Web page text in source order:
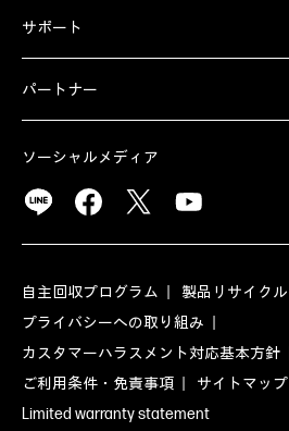
サポート
パートナー
ソーシャルメディア
自主回収プログラム
製品リサイクル
プライバシーへの取り組み
カスタマーハラスメント対応基本方針
ご利用条件・免責事項
サイトマップ
Limited warranty statement